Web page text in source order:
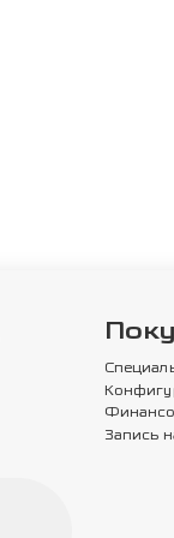
Запись